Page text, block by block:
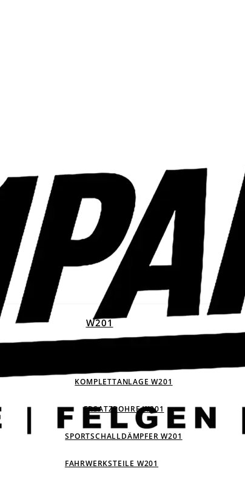
W201
KOMPLETTANLAGE W201
ERSATZROHRE W201
SPORTSCHALLDÄMPFER W201
FAHRWERKSTEILE W201